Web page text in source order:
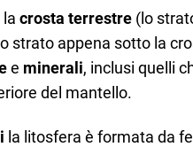
crosta terrestre (lo
strato appena sotto la
e minerali, inclusi quelli
del mantello.
la litosfera è formata da